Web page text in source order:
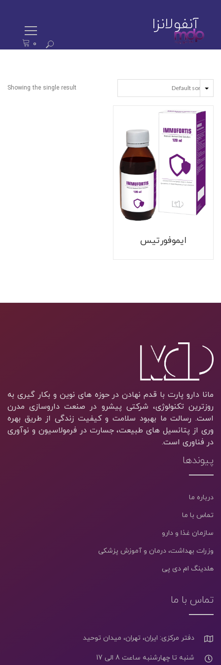
0
جستجو
برای:
آنفولانزا
Showing the single result
ایموفورتیس
مانا دارو پارت با قدم نهادن در حوزه های نوین و بکار گیری به
روزترین تکنولوژی، شرکتی پیشرو در صنعت داروسازی مدرن
است. رسالت ما بهبود سلامت و کیفیت زندگی از طریق بهره
وری از پتانسیل های طبیعت، جسارت در فرمولاسیون و نوآوری
در فناوری است.
پیوندها
درباره ما
تماس با ما
سازمان غذا و دارو
وزرات بهداشت، درمان و آموزش پزشکی
هلدینگ ام دی پی
تماس با ما
دفتر مرکزی: ایران، تهران، میدان توحید
شنبه تا چهارشنبه ساعت 8 الی 17